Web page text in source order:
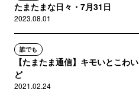
たまたまな日々・7月31日
2023.08.01
誰でも
【たまたま通信】キモいとこわ
ど
2021.02.24